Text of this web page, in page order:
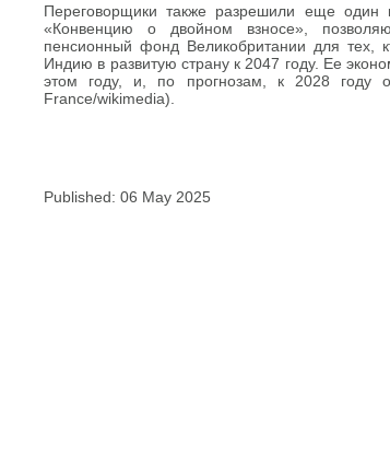
Переговорщики также разрешили еще один
«Конвенцию о двойном взносе»,
пенсионный фонд Великобритании для тех,
Индию в развитую страну к 2047 году. Ее
этом году, и, по прогнозам, к 2028 году
France/wikimedia).
Published: 06 May 2025